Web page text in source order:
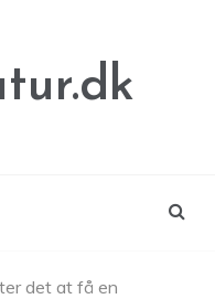
det at få en